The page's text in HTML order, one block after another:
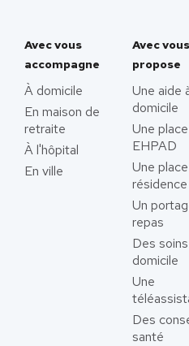
Avec vous
accompagne
À domicile
En maison de
retraite
À l'hôpital
En ville
Avec vous
propose
Une aide
domicile
Une
EHPAD
Une
résidence
Un
repas
Des
domicile
Une
Des
santé